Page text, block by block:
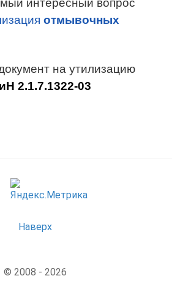
интересный вопрос
отмывочных
на утилизацию
2.1.7.1322-03
покрытие Композит VX
Общие сведения о флюсах
Наверх
© 2008 - 2026